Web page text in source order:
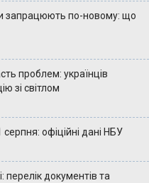
запрацюють по-новому: що
проблем: українців
зі світлом
офіційні дані НБУ
перелік документів та